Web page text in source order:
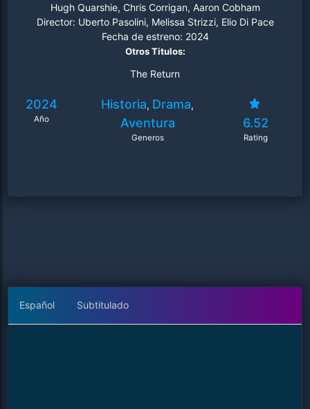
Hugh Quarshie, Chris Corrigan, Aaron Cobham
Director: Uberto Pasolini, Melissa Strizzi, Elio Di Pace
Fecha de estreno: 2024
Otros Titulos:
The Return
2024
Año
Historia, Drama,
Aventura
Generos
6.52
Rating
Español Subtitulado